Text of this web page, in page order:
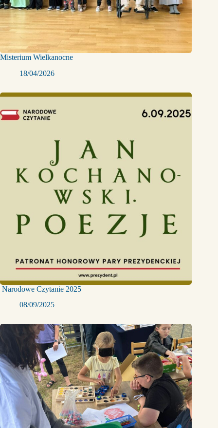
Misterium Wielkanocne
18/04/2026
Narodowe Czytanie 2025
08/09/2025